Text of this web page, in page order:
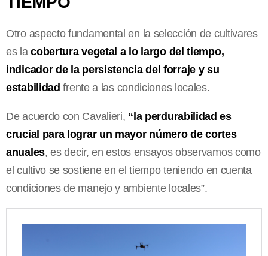
Otro aspecto fundamental en la selección de cultivares
es lacobertura vegetal a lo largo del tiempo,
indicador de la persistencia del forraje y su
estabilidad frente a las condiciones locales.
De acuerdo con Cavalieri, “la perdurabilidad es
crucial para lograr un mayor número de cortes
anuales, es decir, en estos ensayos observamos como
el cultivo se sostiene en el tiempo teniendo en cuenta
condiciones de manejo y ambiente locales”.